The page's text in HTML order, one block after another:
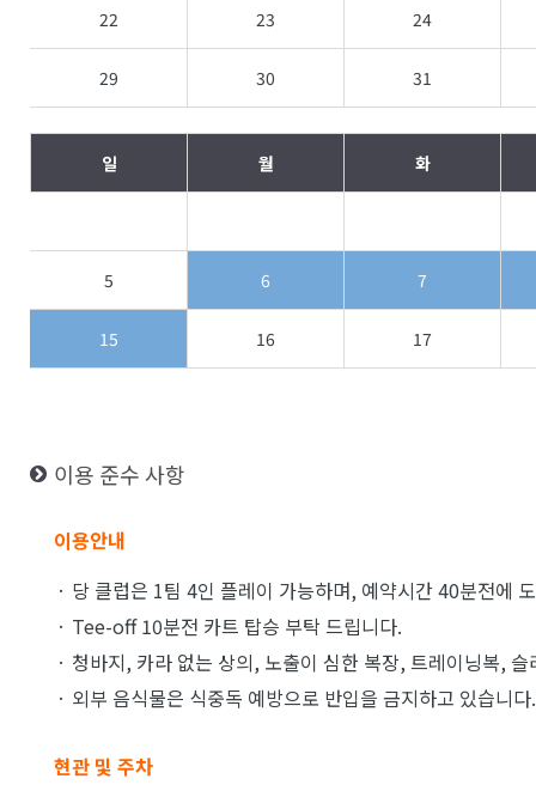
22 23 24
29 30 31
일 월 화
5 6 7
15 16 17
이용 준수 사항
이용안내
· 당 클럽은 1팀 4인 플레이 가능하며, 예약시간 40분전에
· Tee-off 10분전 카트 탑승 부탁 드립니다.
· 청바지, 카라 없는 상의, 노출이 심한 복장, 트레이닝복,
· 외부 음식물은 식중독 예방으로 반입을 금지하고 있습니다.
현관 및 주차